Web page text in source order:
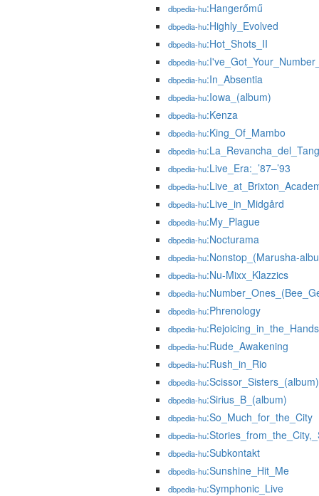
dbpedia-hu:Hangerőmű
dbpedia-hu:Highly_Evolved
dbpedia-hu:Hot_Shots_II
dbpedia-hu
dbpedia-hu:In_Absentia
dbpedia-hu:Iowa_(album)
dbpedia-hu:Kenza
dbpedia-hu:King_Of_Mambo
dbpedia-hu
dbpedia-hu:Live_Era:_’87–’93
dbpedia-hu
dbpedia-hu:Live_in_Midgård
dbpedia-hu:My_Plague
dbpedia-hu:Nocturama
dbpedia-hu:Nonstop_(Marusha-
dbpedia-hu:Nu-Mixx_Klazzics
dbpedia-hu
dbpedia-hu:Phrenology
dbpedia-hu:Rejoicing_in_the_Hands
dbpedia-hu:Rude_Awakening
dbpedia-hu:Rush_in_Rio
dbpedia-hu:Scissor_Sisters_(album)
dbpedia-hu:Sirius_B_(album)
dbpedia-hu:So_Much_for_the_City
dbpedia-hu
dbpedia-hu:Subkontakt
dbpedia-hu:Sunshine_Hit_Me
dbpedia-hu:Symphonic_Live